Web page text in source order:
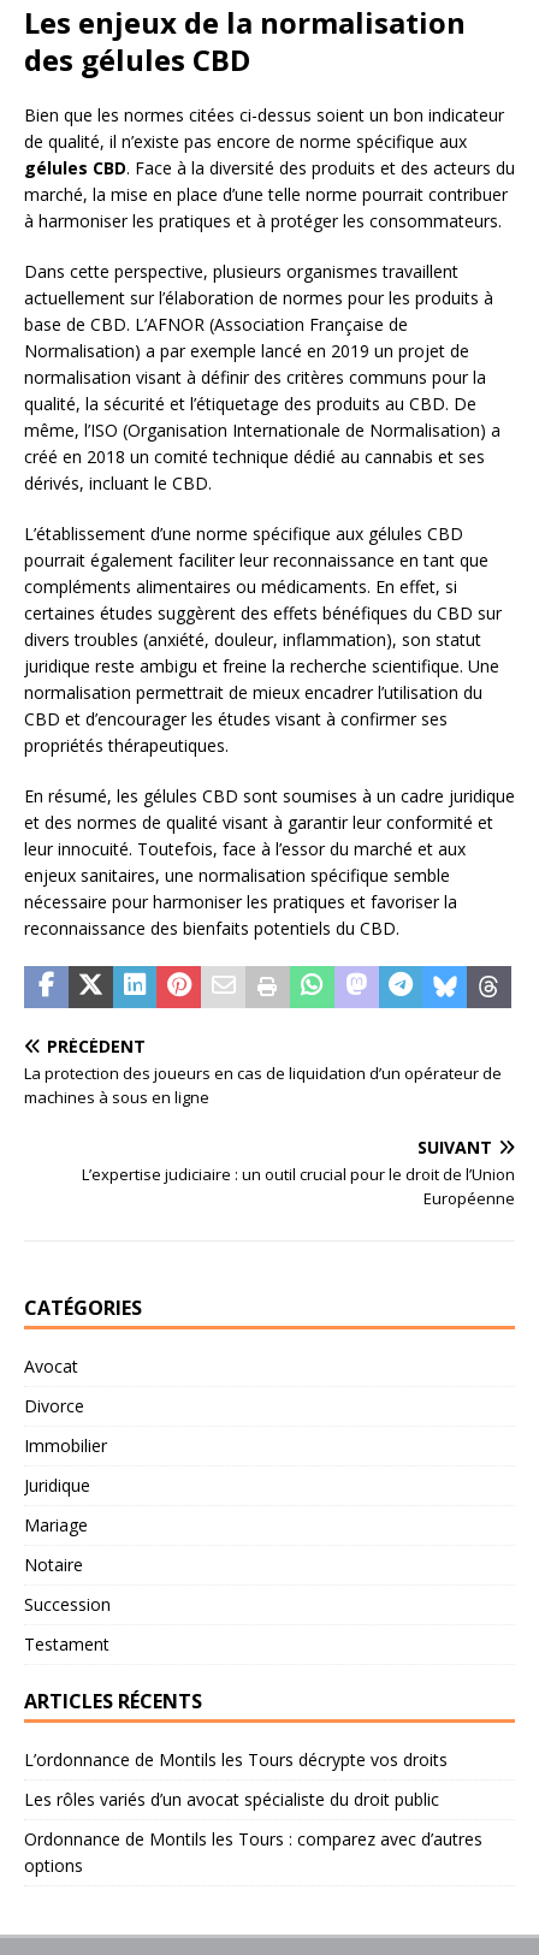
Les enjeux de la normalisation
des gélules CBD
Bien que les normes citées ci-dessus soient un bon indicateur
de qualité, il n’existe pas encore de norme spécifique aux
gélules CBD. Face à la diversité des produits et des acteurs du
marché, la mise en place d’une telle norme pourrait contribuer
à harmoniser les pratiques et à protéger les consommateurs.
Dans cette perspective, plusieurs organismes travaillent
actuellement sur l’élaboration de normes pour les produits à
base de CBD. L’AFNOR (Association Française de
Normalisation) a par exemple lancé en 2019 un projet de
normalisation visant à définir des critères communs pour la
qualité, la sécurité et l’étiquetage des produits au CBD. De
même, l’ISO (Organisation Internationale de Normalisation) a
créé en 2018 un comité technique dédié au cannabis et ses
dérivés, incluant le CBD.
L’établissement d’une norme spécifique aux gélules CBD
pourrait également faciliter leur reconnaissance en tant que
compléments alimentaires ou médicaments. En effet, si
certaines études suggèrent des effets bénéfiques du CBD sur
divers troubles (anxiété, douleur, inflammation), son statut
juridique reste ambigu et freine la recherche scientifique. Une
normalisation permettrait de mieux encadrer l’utilisation du
CBD et d’encourager les études visant à confirmer ses
propriétés thérapeutiques.
En résumé, les gélules CBD sont soumises à un cadre juridique
et des normes de qualité visant à garantir leur conformité et
leur innocuité. Toutefois, face à l’essor du marché et aux
enjeux sanitaires, une normalisation spécifique semble
nécessaire pour harmoniser les pratiques et favoriser la
reconnaissance des bienfaits potentiels du CBD.
PRÉCÉDENT
La protection des joueurs en cas de liquidation d’un opérateur de
machines à sous en ligne
SUIVANT
L’expertise judiciaire : un outil crucial pour le droit de l’Union
Européenne
CATÉGORIES
Avocat
Divorce
Immobilier
Juridique
Mariage
Notaire
Succession
Testament
ARTICLES RÉCENTS
L’ordonnance de Montils les Tours décrypte vos droits
Les rôles variés d’un avocat spécialiste du droit public
Ordonnance de Montils les Tours : comparez avec d’autres
options